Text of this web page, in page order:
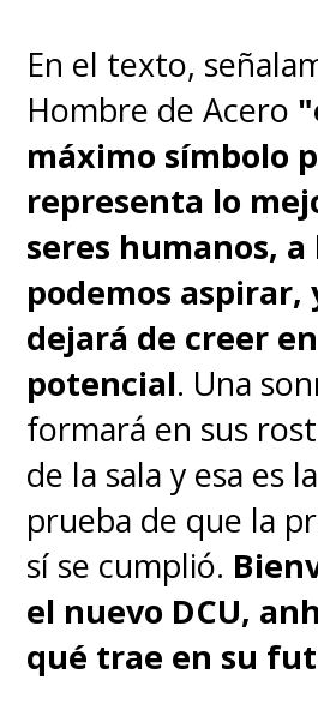
En el texto,
Hombre de Acero
máximo símbolo
representa lo
seres humanos, a
podemos aspirar,
dejará de creer
potencial. Una
formará en sus
de la sala y esa es
prueba de que la
sí se cumplió.
el nuevo DCU,
qué trae en su